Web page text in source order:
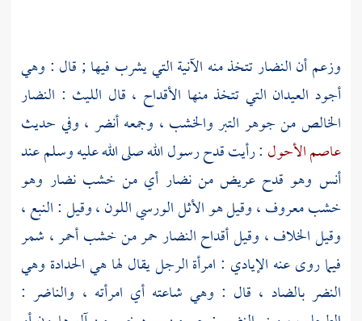
وزعم أن النضار تتخذ منه الآنية التي يشرب فيها ; قال : وهي
أجود العيدان التي تتخذ منها الأقداح ، قال الليث : النضار
الخالص من جوهر التبر والخشب ، وجمعه أنضر ، وفي حديث
عاصم الأحول : رأيت قدح رسول الله صلى الله عليه وسلم عند
أنس وهو قدح عريض من نضار أي من خشب نضار وهو
خشب معروف ، وقيل هو الأثل الورسي اللون ، وقيل : النبع ،
وقيل الخلاف ، وقيل أقداح النضار حمر من خشب أحمر ، شمر
فيما روى عنه الإيادي : امرأة الرجل يقال لها هي الحدادة وهي
النضر بالضاد ، قال : وهي شاعته أي امرأته ، والناضر :